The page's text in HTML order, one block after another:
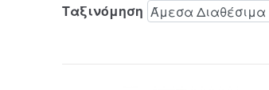
Ταξινόμηση